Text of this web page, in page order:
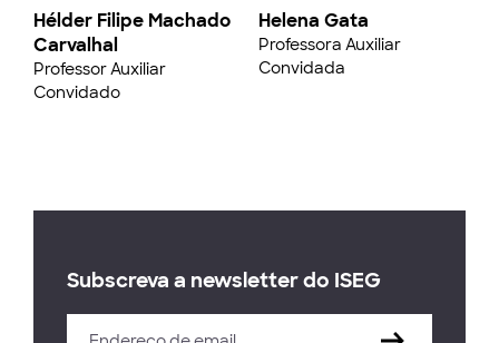
Hélder Filipe Machado
Carvalhal
Professor Auxiliar
Convidado
Helena Gata
Professora Auxiliar
Convidada
Subscreva a newsletter do ISEG